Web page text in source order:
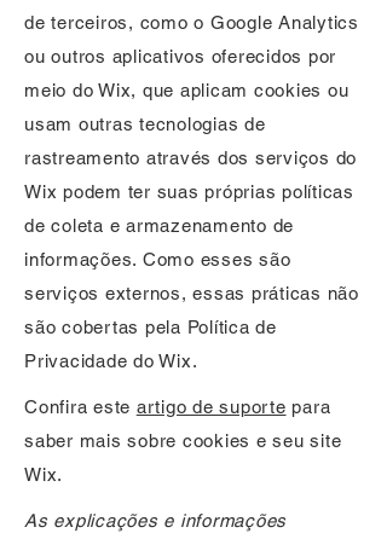
de terceiros, como o Google Analytics
ou outros aplicativos oferecidos por
meio do Wix, que aplicam cookies ou
usam outras tecnologias de
rastreamento através dos serviços do
Wix podem ter suas próprias políticas
de coleta e armazenamento de
informações. Como esses são
serviços externos, essas práticas não
são cobertas pela Política de
Privacidade do Wix.
Confira este artigo de suporte para
saber mais sobre cookies e seu site
Wix.
As explicações e informações